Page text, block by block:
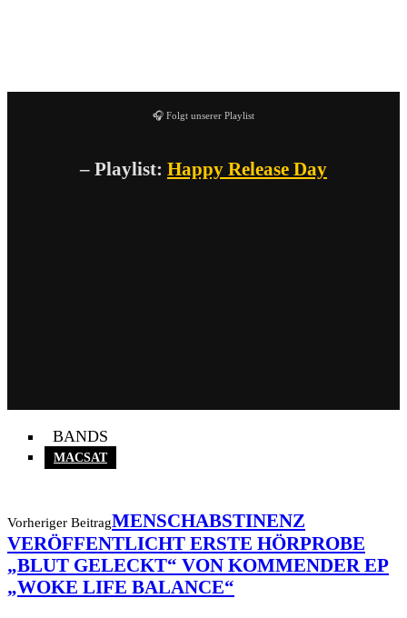
🎧 Folgt unserer Playlist
– Playlist: Happy Release Day
BANDS
MACSAT
Vorheriger BeitragMENSCHABSTINENZ
VERÖFFENTLICHT ERSTE HÖRPROBE
„BLUT GELECKT“ VON KOMMENDER EP
„WOKE LIFE BALANCE“